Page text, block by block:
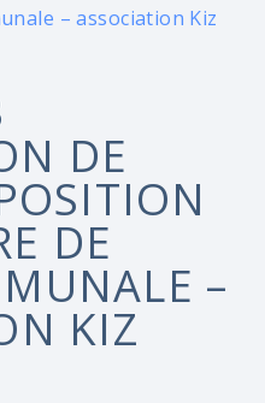
– association Kiz
DE
DE
–
KIZ